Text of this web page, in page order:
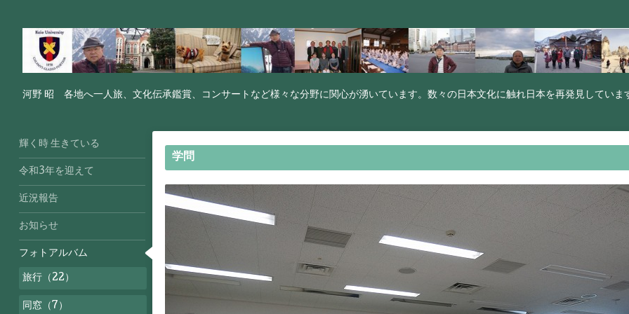
河野 昭 各地へ一人旅、文化伝承鑑賞、コンサートなど様々な分野に関心が湧いています。数々の日本文化に触れ日本を再発見していま
学問
輝く時 生きている
令和3年を迎えて
近況報告
お知らせ
フォトアルバム
旅行（22）
同窓（7）